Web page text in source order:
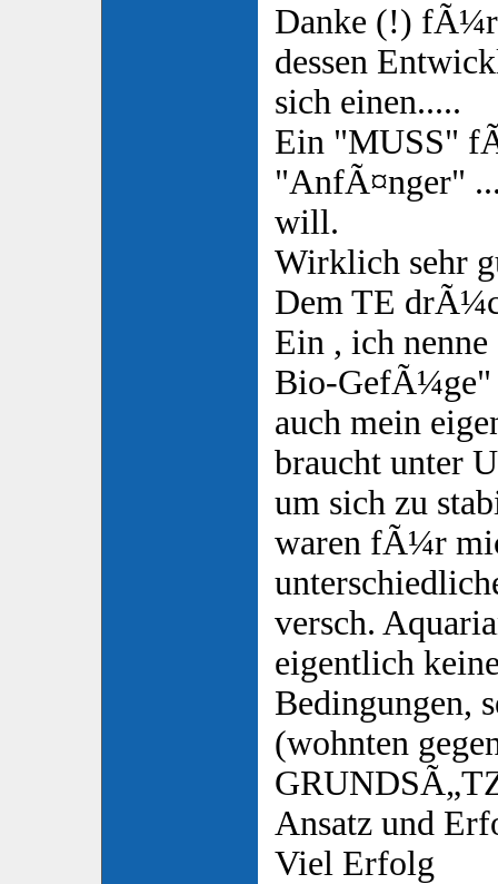
Danke (!) fÃ¼r
dessen
sich einen.....
Ein "MUSS"
"AnfÃ¤nger"
will.
Wirklich sehr
Dem TE
Ein , ich nenne
Bio-GefÃ¼ge"
auch mein
braucht unter
um sich zu
waren fÃ¼r
versch.
eigentlich
Bedingungen,
(wohnten
Ansatz und
Viel Erfolg